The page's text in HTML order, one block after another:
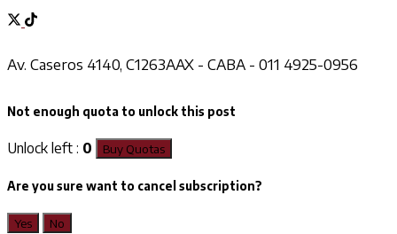
Av. Caseros 4140, C1263AAX - CABA - 011 4925-0956
Not enough quota to unlock this post
Unlock left : 0 Buy Quotas
Are you sure want to cancel subscription?
Yes No